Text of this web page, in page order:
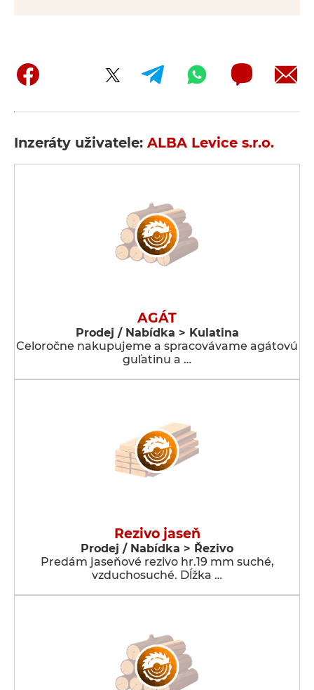
Inzeráty uživatele: ALBA Levice s.r.o.
AGÁT
Prodej / Nabídka > Kulatina
Celoročne nakupujeme a spracovávame agátovú
guľatinu a …
Rezivo jaseň
Prodej / Nabídka > Řezivo
Predám jaseňové rezivo hr.19 mm suché,
vzduchosuché. Dĺžka …